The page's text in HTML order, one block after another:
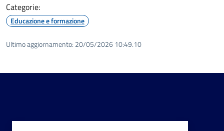
Categorie:
Educazione e formazione
Ultimo aggiornamento: 20/05/2026 10:49.10